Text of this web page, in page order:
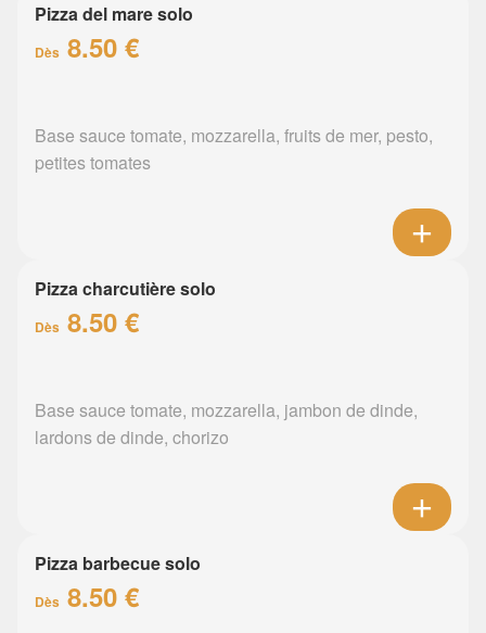
Pizza del mare solo
Dès 8.50 €
Base sauce tomate, mozzarella, fruits de mer, pesto,
petites tomates
Pizza charcutière solo
Dès 8.50 €
Base sauce tomate, mozzarella, jambon de dinde,
lardons de dinde, chorizo
Pizza barbecue solo
Dès 8.50 €